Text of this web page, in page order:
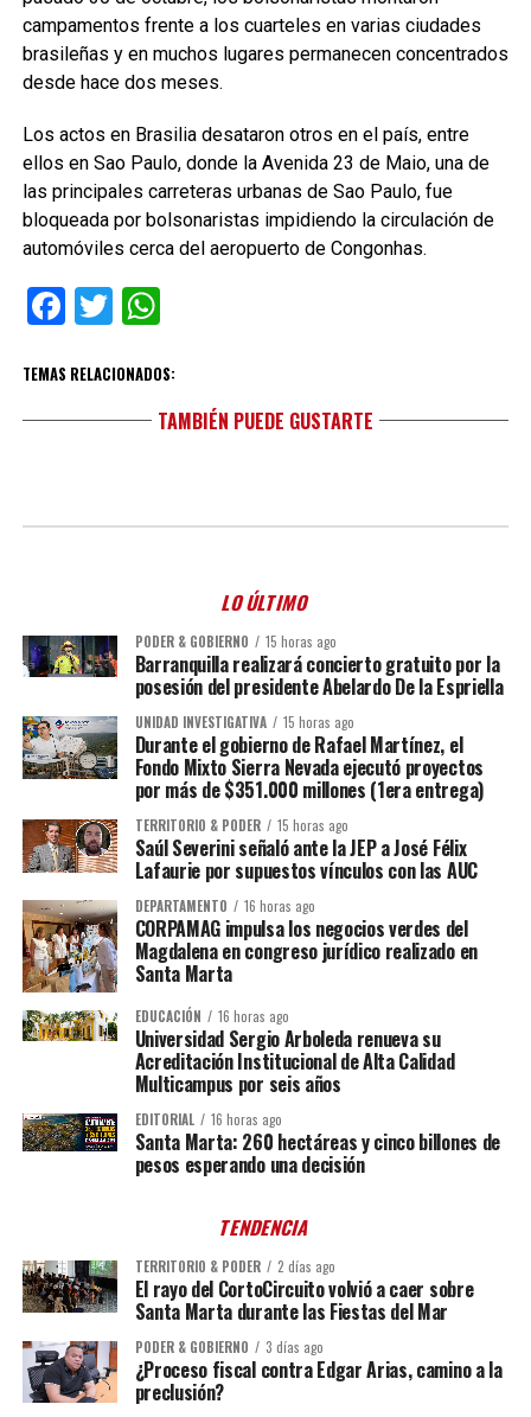
campamentos frente a los cuarteles en varias ciudades
brasileñas y en muchos lugares permanecen concentrados
desde hace dos meses.
Los actos en Brasilia desataron otros en el país, entre
ellos en Sao Paulo, donde la Avenida 23 de Maio, una de
las principales carreteras urbanas de Sao Paulo, fue
bloqueada por bolsonaristas impidiendo la circulación de
automóviles cerca del aeropuerto de Congonhas.
Facebook
TwitterWhatsApp
TEMAS RELACIONADOS:
TAMBIÉN PUEDE GUSTARTE
LO ÚLTIMO
PODER & GOBIERNO 15 horas ago
Barranquilla realizará concierto gratuito por la
posesión del presidente Abelardo De la Espriella
UNIDAD INVESTIGATIVA 15 horas ago
Durante el gobierno de Rafael Martínez, el
Fondo Mixto Sierra Nevada ejecutó proyectos
por más de $351.000 millones (1era entrega)
TERRITORIO & PODER 15 horas ago
Saúl Severini señaló ante la JEP a José Félix
Lafaurie por supuestos vínculos con las AUC
DEPARTAMENTO 16 horas ago
CORPAMAG impulsa los negocios verdes del
Magdalena en congreso jurídico realizado en
Santa Marta
EDUCACIÓN 16 horas ago
Universidad Sergio Arboleda renueva su
Acreditación Institucional de Alta Calidad
Multicampus por seis años
EDITORIAL 16 horas ago
Santa Marta: 260 hectáreas y cinco billones de
pesos esperando una decisión
TENDENCIA
TERRITORIO & PODER 2 días ago
El rayo del CortoCircuito volvió a caer sobre
Santa Marta durante las Fiestas del Mar
PODER & GOBIERNO 3 días ago
¿Proceso fiscal contra Edgar Arias, camino a la
preclusión?